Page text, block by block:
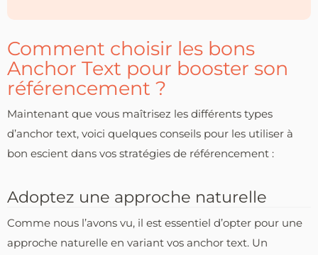
Comment choisir les bons
Anchor Text pour booster son
référencement ?
Maintenant que vous maîtrisez les différents types
d’anchor text, voici quelques conseils pour les utiliser à
bon escient dans vos stratégies de référencement :
Adoptez une approche naturelle
Comme nous l’avons vu, il est essentiel d’opter pour une
approche naturelle en variant vos anchor text. Un